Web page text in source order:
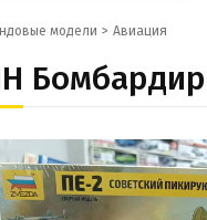
модели Авиация